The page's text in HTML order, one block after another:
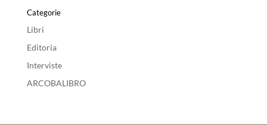
Categorie
Libri
Editoria
Interviste
ARCOBALIBRO